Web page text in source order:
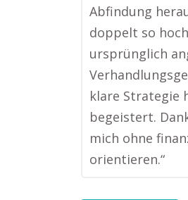
Abfindung
doppelt so
ursprünglich
klare Strategie
begeistert.
mich ohne
orientieren.“